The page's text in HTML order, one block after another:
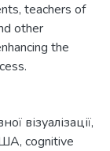
teachers of
other
the
візуалізації,
, cognitive